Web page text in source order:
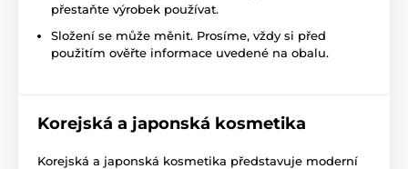
přestaňte výrobek používat.
Složení se může měnit. Prosíme, vždy si před
použitím ověřte informace uvedené na obalu.
Korejská a japonská kosmetika
Korejská a japonská kosmetika představuje moderní